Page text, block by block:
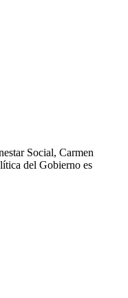
Social, Carmen
del Gobierno es